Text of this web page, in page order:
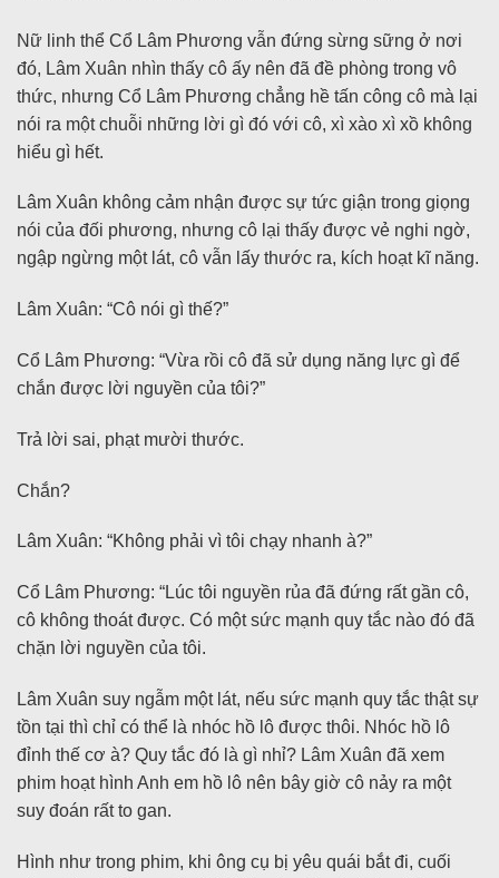
Nữ linh thể Cổ Lâm Phương vẫn đứng sừng sững ở nơi
đó, Lâm Xuân nhìn thấy cô ấy nên đã đề phòng trong vô
thức, nhưng Cổ Lâm Phương chẳng hề tấn công cô mà lại
nói ra một chuỗi những lời gì đó với cô, xì xào xì xồ không
hiểu gì hết.
Lâm Xuân không cảm nhận được sự tức giận trong giọng
nói của đối phương, nhưng cô lại thấy được vẻ nghi ngờ,
ngập ngừng một lát, cô vẫn lấy thước ra, kích hoạt kĩ năng.
Lâm Xuân: “Cô nói gì thế?”
Cổ Lâm Phương: “Vừa rồi cô đã sử dụng năng lực gì để
chắn được lời nguyền của tôi?”
Trả lời sai, phạt mười thước.
Chắn?
Lâm Xuân: “Không phải vì tôi chạy nhanh à?”
Cổ Lâm Phương: “Lúc tôi nguyền rủa đã đứng rất gần cô,
cô không thoát được. Có một sức mạnh quy tắc nào đó đã
chặn lời nguyền của tôi.
Lâm Xuân suy ngẫm một lát, nếu sức mạnh quy tắc thật sự
tồn tại thì chỉ có thể là nhóc hồ lô được thôi. Nhóc hồ lô
đỉnh thế cơ à? Quy tắc đó là gì nhỉ? Lâm Xuân đã xem
phim hoạt hình Anh em hồ lô nên bây giờ cô nảy ra một
suy đoán rất to gan.
Hình như trong phim, khi ông cụ bị yêu quái bắt đi, cuối